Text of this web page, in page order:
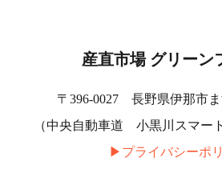
産直市場 グリーン
〒396-0027 長野県伊那市
（中央自動車道 小黒川スマー
▶︎プライバシーポ